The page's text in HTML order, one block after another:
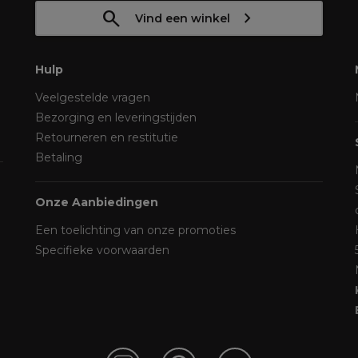
Vind een winkel
Hulp
Veelgestelde vragen
Bezorging en leveringstijden
Retourneren en restitutie
Betaling
Onze Aanbiedingen
Een toelichting van onze promoties
Specifieke voorwaarden